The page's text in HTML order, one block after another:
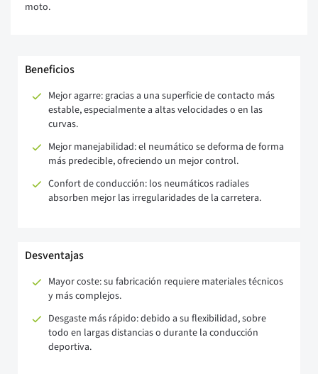
moto.
Beneficios
Mejor agarre: gracias a una superficie de contacto más
estable, especialmente a altas velocidades o en las
curvas.
Mejor manejabilidad: el neumático se deforma de forma
más predecible, ofreciendo un mejor control.
Confort de conducción: los neumáticos radiales
absorben mejor las irregularidades de la carretera.
Desventajas
Mayor coste: su fabricación requiere materiales técnicos
y más complejos.
Desgaste más rápido: debido a su flexibilidad, sobre
todo en largas distancias o durante la conducción
deportiva.